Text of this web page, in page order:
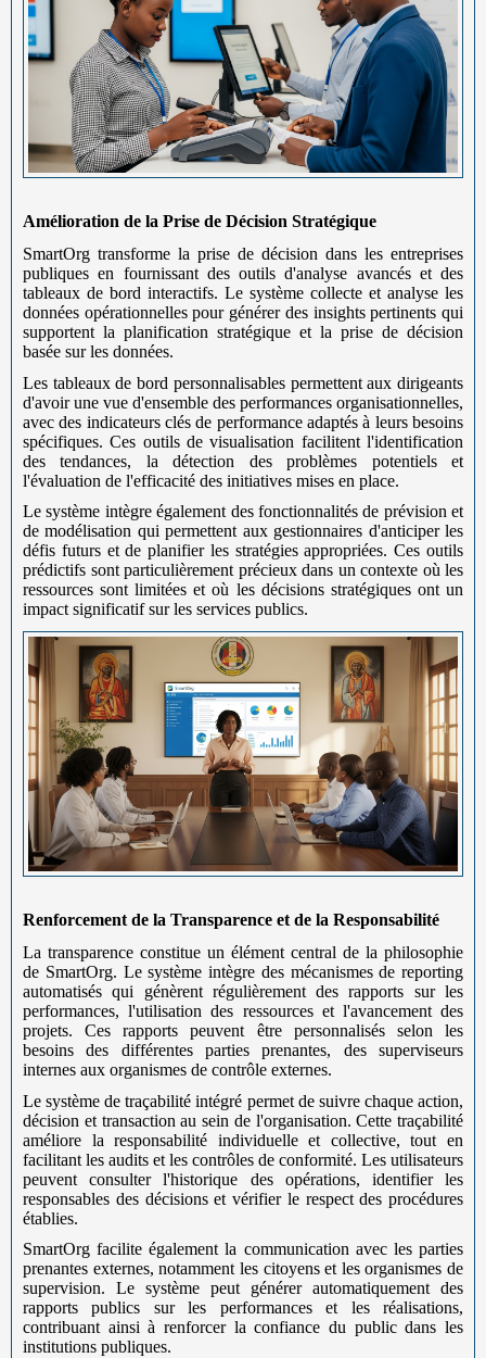
Amélioration de la Prise de Décision Stratégique
SmartOrg transforme la prise de décision dans les entreprises
publiques en fournissant des outils d'analyse avancés et des
tableaux de bord interactifs. Le système collecte et analyse les
données opérationnelles pour générer des insights pertinents qui
supportent la planification stratégique et la prise de décision
basée sur les données.
Les tableaux de bord personnalisables permettent aux dirigeants
d'avoir une vue d'ensemble des performances organisationnelles,
avec des indicateurs clés de performance adaptés à leurs besoins
spécifiques. Ces outils de visualisation facilitent l'identification
des tendances, la détection des problèmes potentiels et
l'évaluation de l'efficacité des initiatives mises en place.
Le système intègre également des fonctionnalités de prévision et
de modélisation qui permettent aux gestionnaires d'anticiper les
défis futurs et de planifier les stratégies appropriées. Ces outils
prédictifs sont particulièrement précieux dans un contexte où les
ressources sont limitées et où les décisions stratégiques ont un
impact significatif sur les services publics.
Renforcement de la Transparence et de la Responsabilité
La transparence constitue un élément central de la philosophie
de SmartOrg. Le système intègre des mécanismes de reporting
automatisés qui génèrent régulièrement des rapports sur les
performances, l'utilisation des ressources et l'avancement des
projets. Ces rapports peuvent être personnalisés selon les
besoins des différentes parties prenantes, des superviseurs
internes aux organismes de contrôle externes.
Le système de traçabilité intégré permet de suivre chaque action,
décision et transaction au sein de l'organisation. Cette traçabilité
améliore la responsabilité individuelle et collective, tout en
facilitant les audits et les contrôles de conformité. Les utilisateurs
peuvent consulter l'historique des opérations, identifier les
responsables des décisions et vérifier le respect des procédures
établies.
SmartOrg facilite également la communication avec les parties
prenantes externes, notamment les citoyens et les organismes de
supervision. Le système peut générer automatiquement des
rapports publics sur les performances et les réalisations,
contribuant ainsi à renforcer la confiance du public dans les
institutions publiques.